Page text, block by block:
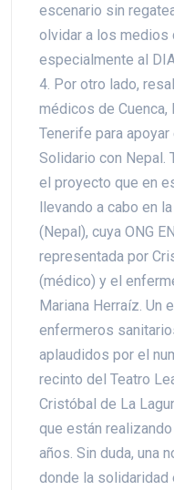
escenario sin
olvidar a los medios
especialmente al
4. Por otro lado,
médicos de Cuenca,
Tenerife para
Solidario con Nepal.
el proyecto que en
llevando a cabo en
(Nepal), cuya ONG
representada por
(médico) y el
Mariana Herraíz. Un
enfermeros
aplaudidos por el
recinto del Teatro
Cristóbal de La
que están
años. Sin duda, una
donde la solidaridad